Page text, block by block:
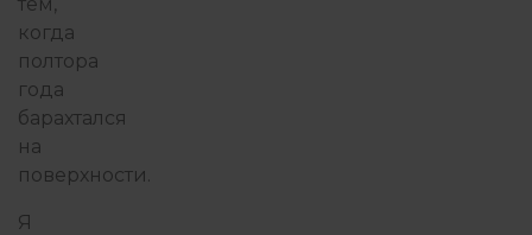
когда
полтора
года
барахтался
на
поверхности.
Я